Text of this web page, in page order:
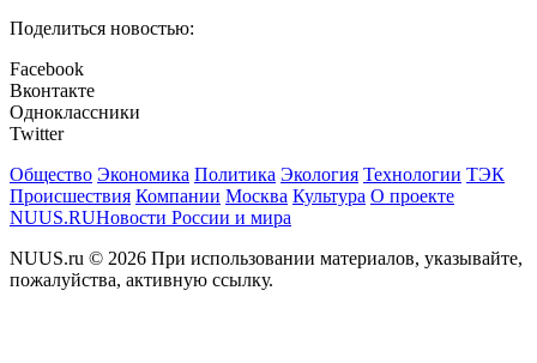
Поделиться новостью:
Facebook
Вконтакте
Одноклассники
Twitter
Общество Экономика Политика Экология Технологии ТЭК
Происшествия Компании Москва Культура О проекте
NUUS.RUНовости России и мира
NUUS.ru © 2026 При использовании материалов, указывайте,
пожалуйства, активную ссылку.